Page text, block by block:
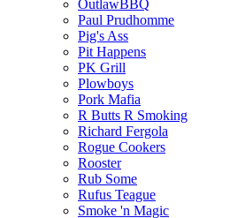
OutlawBBQ
Paul Prudhomme
Pig's Ass
Pit Happens
PK Grill
Plowboys
Pork Mafia
R Butts R Smoking
Richard Fergola
Rogue Cookers
Rooster
Rub Some
Rufus Teague
Smoke 'n Magic